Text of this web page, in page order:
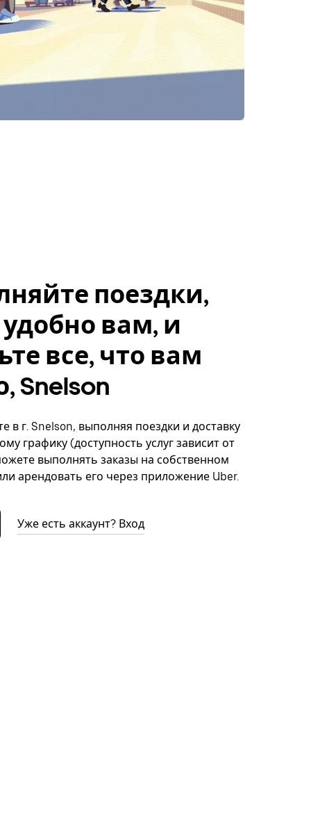
поездки,
удобно вам, и
все, что вам
Snelson
в г. Snelson, выполняя поездки и доставку
графику (доступность услуг зависит от
выполнять заказы на собственном
арендовать его через приложение Uber.
Уже есть аккаунт? Вход